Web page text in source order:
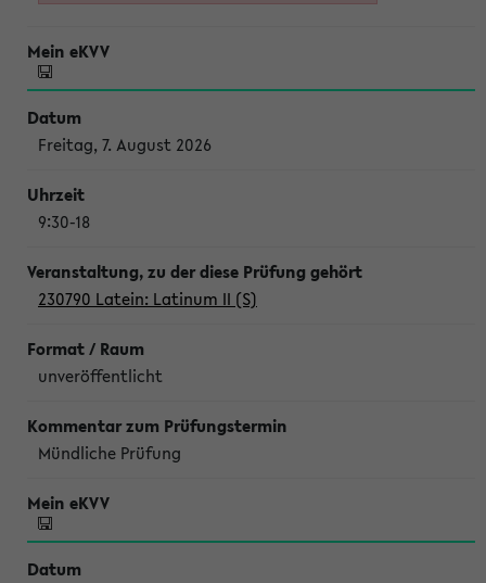
Freitag, 7. August 2026
9:30-18
230790 Latein: Latinum II (S)
unveröffentlicht
Mündliche Prüfung